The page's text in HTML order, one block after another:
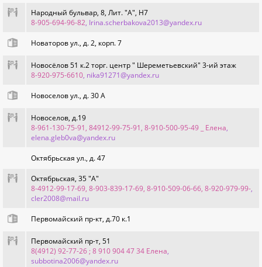
Народный бульвар, 8, Лит. "А", Н7
8-905-694-96-82, Irina.scherbakova2013@yandex.ru
Новаторов ул., д. 2, корп. 7
Новосёлов 51 к.2 торг. центр " Шереметьевский" 3-ий этаж
8-920-975-6610, nika91271@yandex.ru
Новоселов ул., д. 30 А
Новоселов, д.19
8-961-130-75-91, 84912-99-75-91, 8-910-500-95-49 _ Елена,
elena.gleb0va@yandex.ru
Октябрьская ул., д. 47
Октябрьская, 35 "А"
8-4912-99-17-69, 8-903-839-17-69, 8-910-509-06-66, 8-920-979-99-,
cler2008@mail.ru
Первомайский пр-кт, д.70 к.1
Первомайский пр-т, 51
8(4912) 92-77-26 ; 8 910 904 47 34 Елена,
subbotina2006@yandex.ru